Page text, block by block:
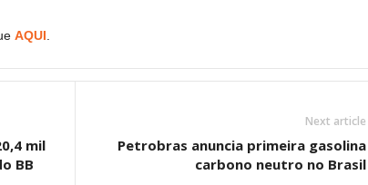
AQUI
mil
BB
Next article
Petrobras anuncia primeira gasolina
carbono neutro no Brasil